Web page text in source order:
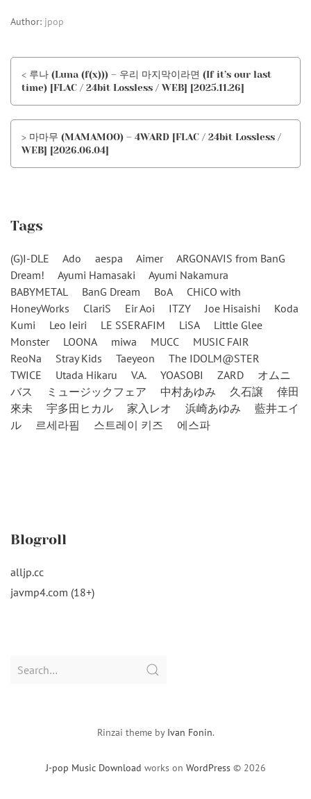
Author: jpop
< 루나 (Luna (f(x))) – 우리 마지막이라면 (If it’s our last
time) [FLAC / 24bit Lossless / WEB] [2025.11.26]
> 마마무 (MAMAMOO) – 4WARD [FLAC / 24bit Lossless /
WEB] [2026.06.04]
Tags
(G)I-DLE Ado aespa Aimer
ARGONAVIS from BanG
Dream!
Ayumi Hamasaki
Ayumi Nakamura
BABYMETAL
BanG Dream BoA
CHiCO with
HoneyWorks
ClariS Eir Aoi ITZY Joe Hisaishi
Koda
Kumi
Leo Ieiri LE SSERAFIM LiSA
Little Glee
Monster
LOONA miwa MUCC
MUSIC FAIR
ReoNa
Stray Kids Taeyeon
The IDOLM@STER
TWICE
Utada Hikaru V.A. YOASOBI ZARD
オムニ
バス
ミュージックフェア 中村あゆみ 久石譲
倖田
來未
宇多田ヒカル 家入レオ 浜崎あゆみ
藍井エイ
ル
르세라핌 스트레이 키즈 에스파
Blogroll
alljp.cc
javmp4.com (18+)
Search
J-pop Music Download works on WordPress © 2026
Rinzai theme by Ivan Fonin.